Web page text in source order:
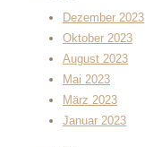
Dezember 2023
Oktober 2023
August 2023
Mai 2023
März 2023
Januar 2023